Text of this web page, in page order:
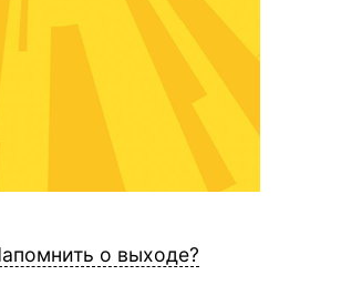
о выходе?